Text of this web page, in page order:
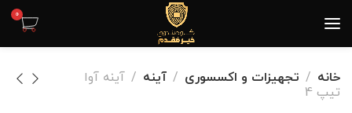
0
خانه تجهیزات و اکسسوری آینه
آینه آوا
تیپ 4